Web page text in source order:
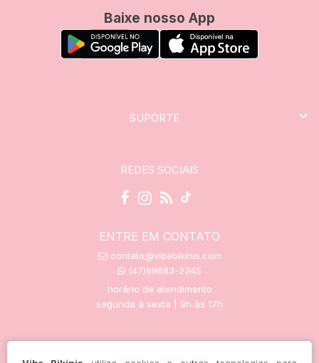
Baixe nosso App
SUPORTE
REDES SOCIAIS
ENTRE EM CONTATO
contato@vibebikinis.com
(47)99683-2245
horário de atendimento
segunda à sexta | 9h às 17h
trocas e devoluções